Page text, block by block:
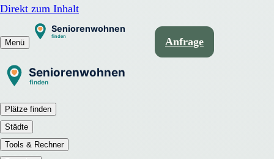
Direkt zum Inhalt
Menü Anfrage
Plätze finden
Städte
Tools & Rechner